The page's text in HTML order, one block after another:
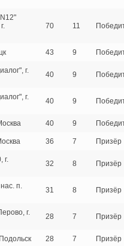
70 11
43 9
г.
40 9
г.
40 9
40 9
36 7 Призёр
г.
32 8 Призёр
п.
31 8 Призёр
г.
28 7 Призёр
28 7 Призёр